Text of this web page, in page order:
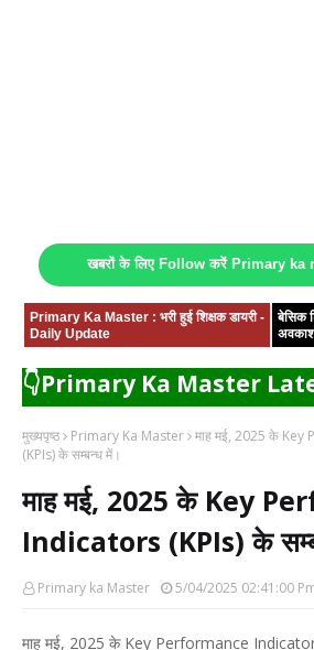
खबरों के लिए Follow करें Primary ka
Primary Ka Master : भरी हुई शिक्षक डायरी -
Daily Update
बेसिक
👇Primary Ka Master
मुख्यपृष्ठ Primary Ka Master माह मई, 2025 के
(KPIs) के सम्बन्ध में।
माह मई, 2025 के Key
Indicators (KPIs) के
Primary ka Master 5/04/2025 02:41:00
माह मई, 2025 के Key Performance